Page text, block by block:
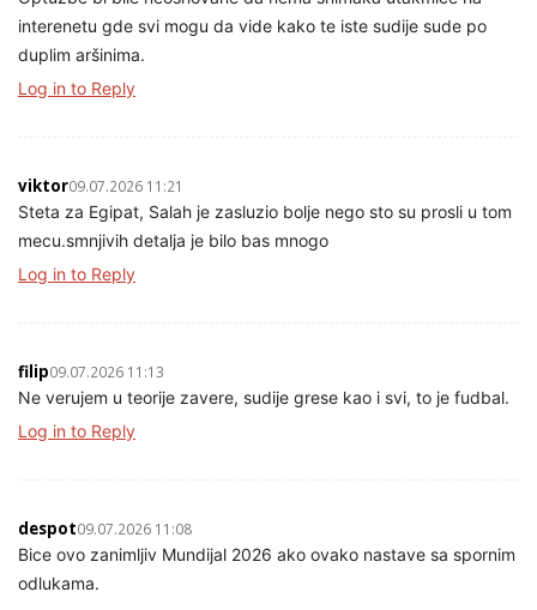
interenetu gde svi mogu da vide kako te iste sudije sude po
duplim aršinima.
Log in to Reply
viktor09.07.2026 11:21
Steta za Egipat, Salah je zasluzio bolje nego sto su prosli u tom
mecu.smnjivih detalja je bilo bas mnogo
Log in to Reply
filip09.07.2026 11:13
Ne verujem u teorije zavere, sudije gresе kao i svi, to je fudbal.
Log in to Reply
despot09.07.2026 11:08
Bice ovo zanimljiv Mundijal 2026 ako ovako nastave sa spornim
odlukama.